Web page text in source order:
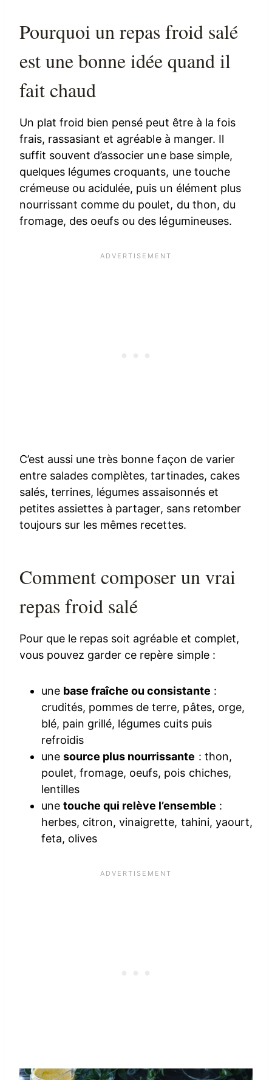
Pourquoi un repas froid salé
est une bonne idée quand il
fait chaud
Un plat froid bien pensé peut être à la fois
frais, rassasiant et agréable à manger. Il
suffit souvent d’associer une base simple,
quelques légumes croquants, une touche
crémeuse ou acidulée, puis un élément plus
nourrissant comme du poulet, du thon, du
fromage, des oeufs ou des légumineuses.
C’est aussi une très bonne façon de varier
entre salades complètes, tartinades, cakes
salés, terrines, légumes assaisonnés et
petites assiettes à partager, sans retomber
toujours sur les mêmes recettes.
Comment composer un vrai
repas froid salé
Pour que le repas soit agréable et complet,
vous pouvez garder ce repère simple :
une base fraîche ou consistante :
crudités, pommes de terre, pâtes, orge,
blé, pain grillé, légumes cuits puis
refroidis
unesource plus nourrissante : thon,
poulet, fromage, oeufs, pois chiches,
lentilles
unetouche qui relève l’ensemble :
herbes, citron, vinaigrette, tahini, yaourt,
feta, olives